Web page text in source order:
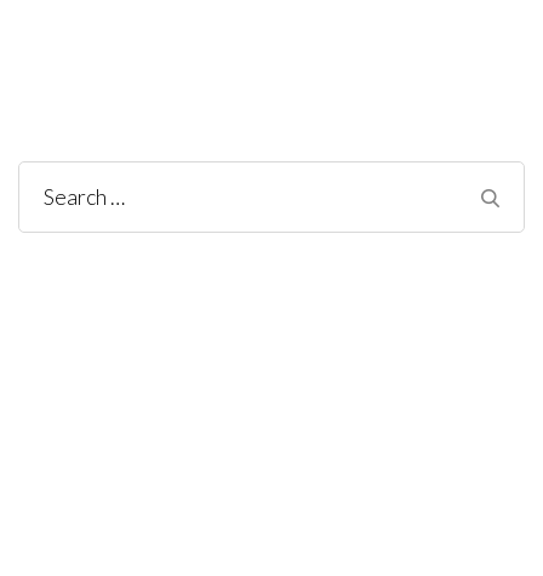
Search
for: